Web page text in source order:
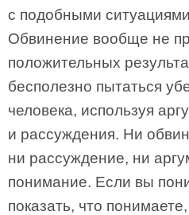
с подобными
Обвинение вообще не
положительных
бесполезно пытаться
человека, используя
и рассуждения. Ни
ни рассуждение, ни
понимание. Если вы
показать, что